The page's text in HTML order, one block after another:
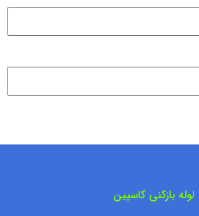
لوله بازکنی کاسپین